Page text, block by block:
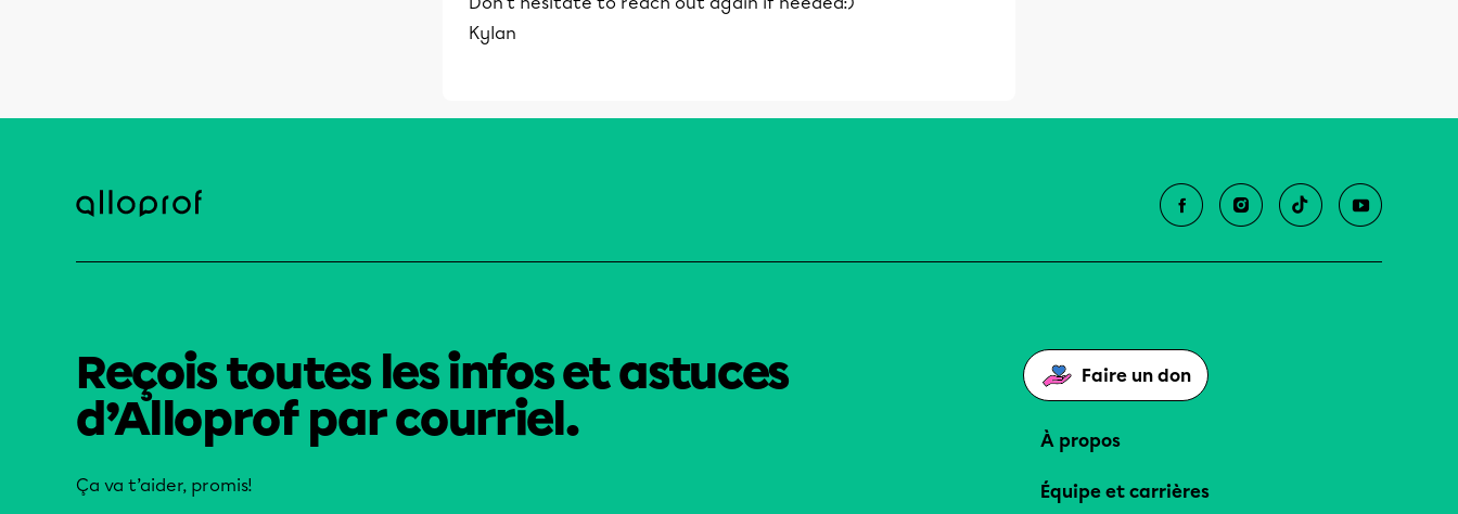
Kylan
Reçois toutes les infos et astuces
d’Alloprof par courriel.
Ça va t’aider, promis!
Faire un don
À propos
Équipe et carrières